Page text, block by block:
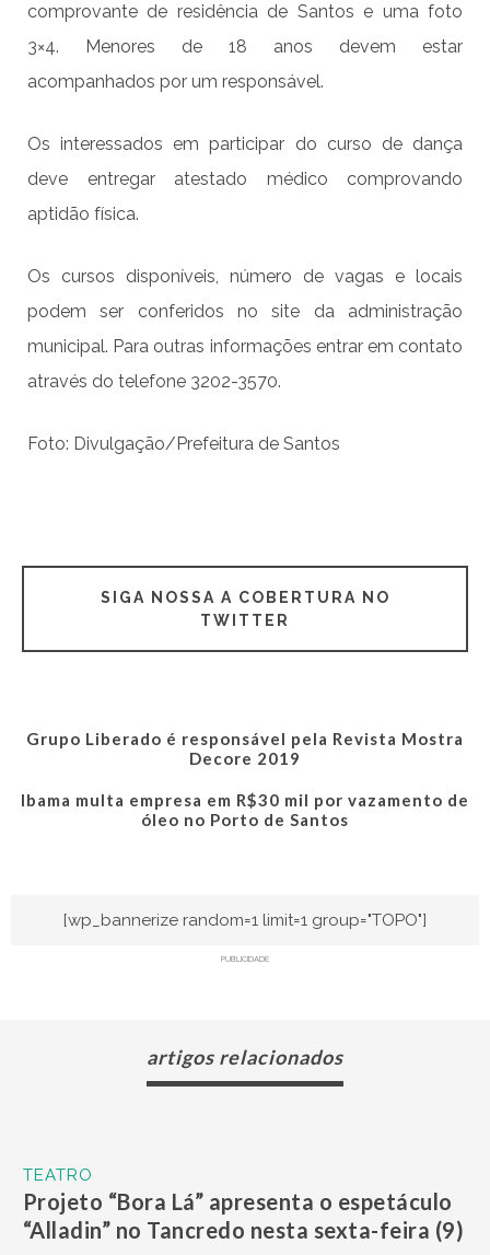
comprovante de residência de Santos e uma foto
3×4. Menores de 18 anos devem estar
acompanhados por um responsável.
Os interessados em participar do curso de dança
deve entregar atestado médico comprovando
aptidão física.
Os cursos disponíveis, número de vagas e locais
podem ser conferidos no site da administração
municipal. Para outras informações entrar em contato
através do telefone 3202-3570.
Foto: Divulgação/Prefeitura de Santos
SIGA NOSSA A COBERTURA NO
TWITTER
Grupo Liberado é responsável pela Revista Mostra
Decore 2019
Ibama multa empresa em R$30 mil por vazamento de
óleo no Porto de Santos
[wp_bannerize random=1 limit=1 group="TOPO"]
PUBLICIDADE
artigos relacionados
TEATRO
Projeto “Bora Lá” apresenta o espetáculo
“Alladin” no Tancredo nesta sexta-feira (9)